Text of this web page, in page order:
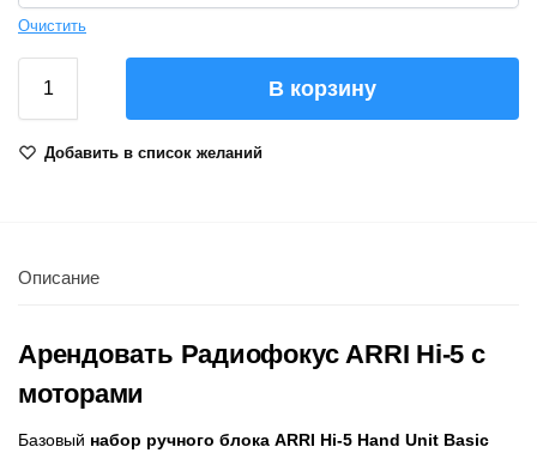
Очистить
В корзину
Добавить в список желаний
Описание
Арендовать Радиофокус ARRI Hi-5 с
моторами
Базовый набор ручного блока ARRI Hi-5 Hand Unit Basic